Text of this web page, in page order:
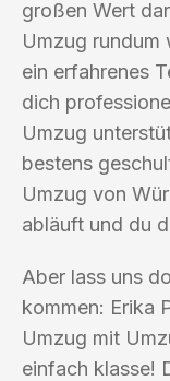
großen Wert
Umzug rundum
ein erfahrenes
dich
Umzug
bestens
Umzug von
abläuft und du
Aber lass uns
kommen: Erika
Umzug mit
einfach klasse!